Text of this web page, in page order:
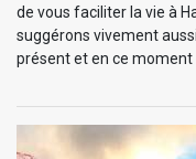
de vous faciliter la vie à
suggérons vivement
présent et en ce moment